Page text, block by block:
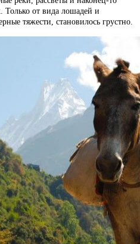
Только от вида лошадей и
тяжести, становилось грустно.